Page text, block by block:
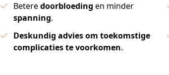
Beteredoorbloeding en minder
spanning.
Deskundig adviesom toekomstige
complicaties te voorkomen.